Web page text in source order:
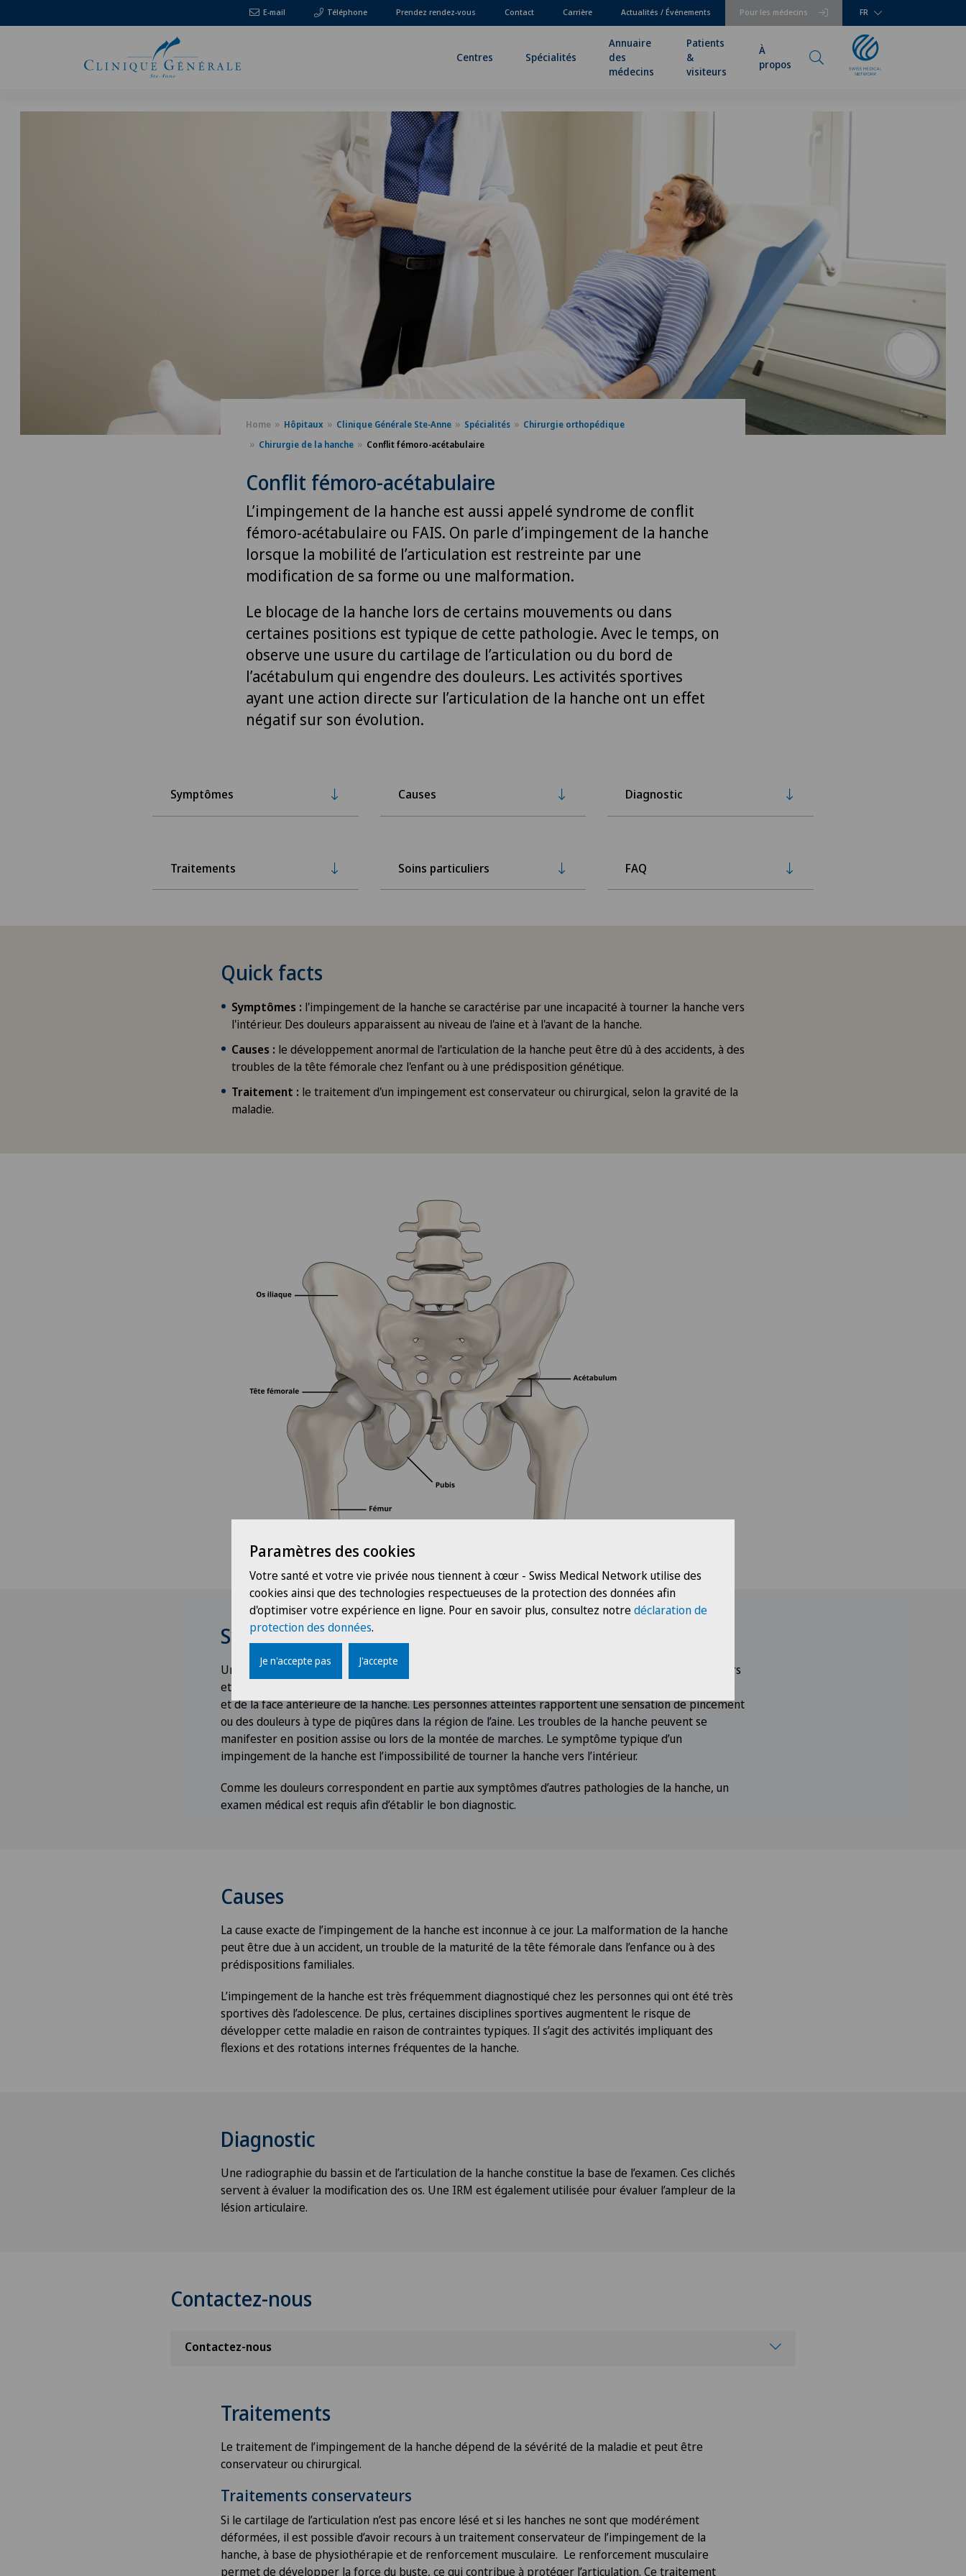
E-mail Téléphone Pour les médecins
Prendez rendez-vous Contact Carrière Actualités / Événements FR
Centres Spécialités
Annuaire
des
médecins
Patients
&
visiteurs
À
propos
Home Hôpitaux Clinique Générale Ste-Anne Spécialités
Chirurgie orthopédique
Chirurgie de la hanche
Conflit fémoro-acétabulaire
Conflit fémoro-acétabulaire
L’impingement de la hanche est aussi appelé syndrome de conflit
fémoro-acétabulaire ou FAIS. On parle d’impingement de la hanche
lorsque la mobilité de l’articulation est restreinte par une
modification de sa forme ou une malformation.
Le blocage de la hanche lors de certains mouvements ou dans
certaines positions est typique de cette pathologie. Avec le temps, on
observe une usure du cartilage de l’articulation ou du bord de
l’acétabulum qui engendre des douleurs. Les activités sportives
ayant une action directe sur l’articulation de la hanche ont un effet
négatif sur son évolution.
Symptômes Causes Diagnostic
Traitements Soins particuliers FAQ
Quick facts
Symptômes : l'impingement de la hanche se caractérise par une incapacité à tourner la hanche vers
l'intérieur. Des douleurs apparaissent au niveau de l'aine et à l'avant de la hanche.
Causes : le développement anormal de l'articulation de la hanche peut être dû à des accidents, à des
troubles de la tête fémorale chez l'enfant ou à une prédisposition génétique.
Traitement : le traitement d'un impingement est conservateur ou chirurgical, selon la gravité de la
maladie.
Symptômes
Un impingement de la hanche peut survenir chez les adultes et les adolescents. Les sportifs amateurs
et de haut niveau y sont particulièrement exposés. Les douleurs apparaissent dans la région de l’aine
et de la face antérieure de la hanche. Les personnes atteintes rapportent une sensation de pincement
ou des douleurs à type de piqûres dans la région de l’aine. Les troubles de la hanche peuvent se
manifester en position assise ou lors de la montée de marches. Le symptôme typique d’un
impingement de la hanche est l’impossibilité de tourner la hanche vers l’intérieur.
Comme les douleurs correspondent en partie aux symptômes d’autres pathologies de la hanche, un
examen médical est requis afin d’établir le bon diagnostic.
Causes
La cause exacte de l’impingement de la hanche est inconnue à ce jour. La malformation de la hanche
peut être due à un accident, un trouble de la maturité de la tête fémorale dans l’enfance ou à des
prédispositions familiales.
L’impingement de la hanche est très fréquemment diagnostiqué chez les personnes qui ont été très
sportives dès l’adolescence. De plus, certaines disciplines sportives augmentent le risque de
développer cette maladie en raison de contraintes typiques. Il s’agit des activités impliquant des
flexions et des rotations internes fréquentes de la hanche.
Diagnostic
Une radiographie du bassin et de l’articulation de la hanche constitue la base de l’examen. Ces clichés
servent à évaluer la modification des os. Une IRM est également utilisée pour évaluer l’ampleur de la
lésion articulaire.
Contactez-nous
Contactez-nous
Traitements
Le traitement de l’impingement de la hanche dépend de la sévérité de la maladie et peut être
conservateur ou chirurgical.
Traitements conservateurs
Si le cartilage de l’articulation n’est pas encore lésé et si les hanches ne sont que modérément
déformées, il est possible d’avoir recours à un traitement conservateur de l’impingement de la
hanche, à base de physiothérapie et de renforcement musculaire. Le renforcement musculaire
permet de développer la force du buste, ce qui contribue à protéger l’articulation. Ce traitement
Paramètres des cookies
Votre santé et votre vie privée nous tiennent à cœur - Swiss Medical Network utilise des
cookies ainsi que des technologies respectueuses de la protection des données afin
d'optimiser votre expérience en ligne. Pour en savoir plus, consultez notredéclaration de
protection des données.
Je n'accepte pas J'accepte